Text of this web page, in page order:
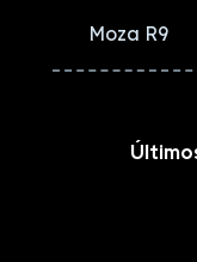
Moza R9